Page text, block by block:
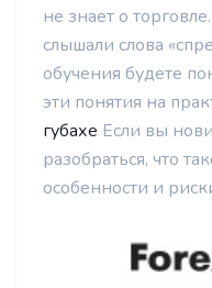
не знает о
слышали слова
обучения будете
эти понятия на
губахе Если вы
разобраться, что
особенности и